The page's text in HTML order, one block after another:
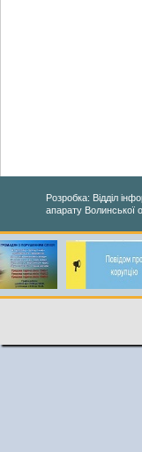
Розробка: Відділ
апарату Волинської